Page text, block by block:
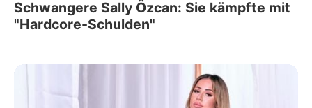
Schwangere Sally Özcan: Sie kämpfte mit
"Hardcore-Schulden"